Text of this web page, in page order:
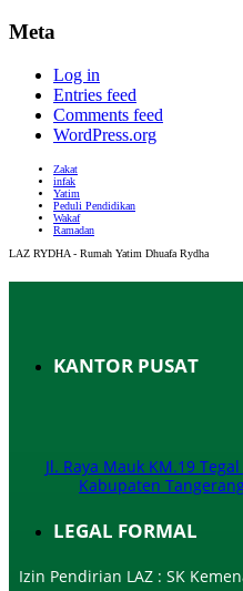
Meta
Log in
Entries feed
Comments feed
WordPress.org
Zakat
infak
Yatim
Peduli Pendidikan
Wakaf
Ramadan
LAZ RYDHA - Rumah Yatim Dhuafa Rydha
KANTOR PUSAT
Jl. Raya Mauk KM.19
Kabupaten
LEGAL FORMAL
Izin Pendirian LAZ : SK